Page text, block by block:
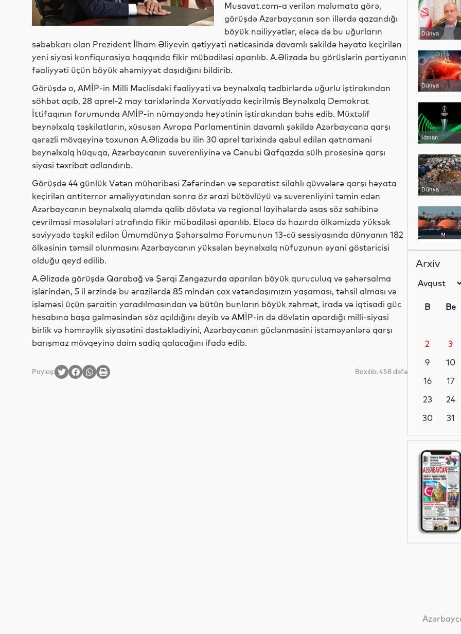
Musavat.com-a verilən məlumata görə,
görüşdə Azərbaycanın son illərdə qazandığı
böyük nailiyyətlər, eləcə də bu uğurların
səbəbkarı olan Prezident İlham Əliyevin qətiyyəti nəticəsində davamlı şəkildə həyata keçirilən
yeni siyasi konfiqurasiya haqqında fikir mübadiləsi aparılıb. A.Əlizadə bu görüşlərin partiyanın
fəaliyyəti üçün böyük əhəmiyyət daşıdığını bildirib.
Görüşdə o, AMİP-in Milli Məclisdəki fəaliyyəti və beynəlxalq tədbirlərdə uğurlu iştirakından
söhbət açıb, 28 aprel-2 may tarixlərində Xorvatiyada keçirilmiş Beynəlxalq Demokrat
İttifaqının forumunda AMİP-in nümayəndə heyətinin iştirakından bəhs edib. Müxtəlif
beynəlxalq təşkilatların, xüsusən Avropa Parlamentinin davamlı şəkildə Azərbaycana qarşı
qərəzli mövqeyinə toxunan A.Əlizadə bu ilin 30 aprel tarixində qəbul edilən qətnaməni
beynəlxalq hüquqa, Azərbaycanın suverenliyinə və Cənubi Qafqazda sülh prosesinə qarşı
siyasi təxribat adlandırıb.
Görüşdə 44 günlük Vətən müharibəsi Zəfərindən və separatist silahlı qüvvələrə qarşı həyata
keçirilən antiterror əməliyyatından sonra öz ərazi bütövlüyü və suverenliyini təmin edən
Azərbaycanın beynəlxalq aləmdə qalib dövlətə və regional layihələrdə əsas söz sahibinə
çevrilməsi məsələləri ətrafında fikir mübadiləsi aparılıb. Eləcə də hazırda ölkəmizdə yüksək
səviyyədə təşkil edilən Ümumdünya Şəhərsalma Forumunun 13-cü sessiyasında dünyanın 182
ölkəsinin təmsil olunmasını Azərbaycanın yüksələn beynəlxalq nüfuzunun əyani göstəricisi
olduğu qeyd edilib.
A.Əlizadə görüşdə Qarabağ və Şərqi Zəngəzurda aparılan böyük quruculuq və şəhərsalma
işlərindən, 5 il ərzində bu ərazilərdə 85 mindən çox vətəndaşımızın yaşaması, təhsil alması və
işləməsi üçün şəraitin yaradılmasından və bütün bunların böyük zəhmət, iradə və iqtisadi güc
hesabına başa gəlməsindən söz açıldığını deyib və AMİP-in də dövlətin apardığı milli-siyasi
birlik və həmrəylik siyasətini dəstəklədiyini, Azərbaycanın güclənməsini istəməyənlərə qarşı
barışmaz mövqeyinə daim sadiq qalacağını ifadə edib.
Paylaş: Baxılıb: 458 dəfə
Dünya
Dünya
İdman
Dünya
Dünya
Dünya
Siyasət
Siyasət
Dünya
Arxiv
B Be
2
3
9
10
16
17
23
24
30
31